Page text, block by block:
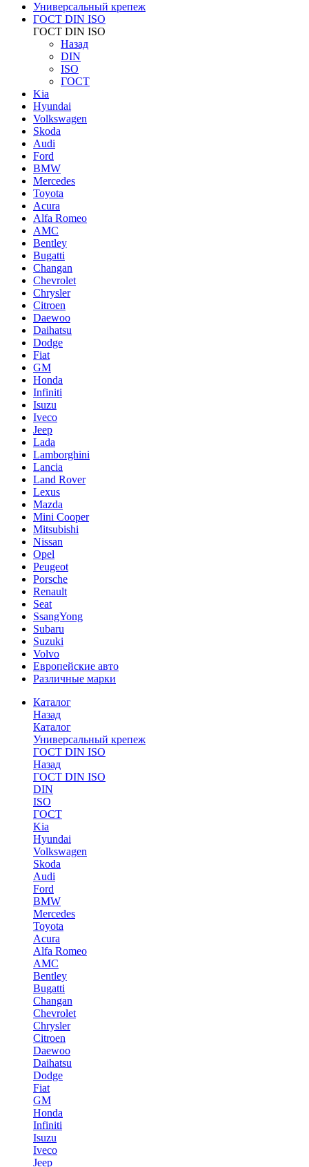
Универсальный крепеж
ГОСТ DIN ISO
ГОСТ DIN ISO
Назад
DIN
ISO
ГОСТ
Kia
Hyundai
Volkswagen
Skoda
Audi
Ford
BMW
Mercedes
Toyota
Acura
Alfa Romeo
AMC
Bentley
Bugatti
Changan
Chevrolet
Chrysler
Citroen
Daewoo
Daihatsu
Dodge
Fiat
GM
Honda
Infiniti
Isuzu
Iveco
Jeep
Lada
Lamborghini
Lancia
Land Rover
Lexus
Mazda
Mini Cooper
Mitsubishi
Nissan
Opel
Peugeot
Porsche
Renault
Seat
SsangYong
Subaru
Suzuki
Volvo
Европейские авто
Различные марки
Каталог
Назад
Каталог
Универсальный крепеж
ГОСТ DIN ISO
Назад
ГОСТ DIN ISO
DIN
ISO
ГОСТ
Kia
Hyundai
Volkswagen
Skoda
Audi
Ford
BMW
Mercedes
Toyota
Acura
Alfa Romeo
AMC
Bentley
Bugatti
Changan
Chevrolet
Chrysler
Citroen
Daewoo
Daihatsu
Dodge
Fiat
GM
Honda
Infiniti
Isuzu
Iveco
Jeep